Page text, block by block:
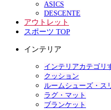
ASICS
DESCENTE
アウトレット
スポーツ TOP
インテリア
インテリアカテゴリ
クッション
ルームシューズ・ス
ラグ・マット
ブランケット